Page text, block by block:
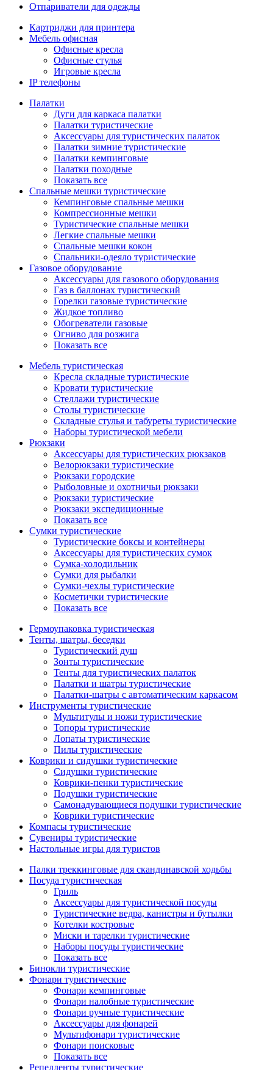
Отпариватели для одежды
Картриджи для принтера
Мебель офисная
Офисные кресла
Офисные стулья
Игровые кресла
IP телефоны
Палатки
Дуги для каркаса палатки
Палатки туристические
Аксессуары для туристических палаток
Палатки зимние туристические
Палатки кемпинговые
Палатки походные
Показать все
Спальные мешки туристические
Кемпинговые спальные мешки
Компрессионные мешки
Туристические спальные мешки
Легкие спальные мешки
Спальные мешки кокон
Спальники-одеяло туристические
Газовое оборудование
Аксессуары для газового оборудования
Газ в баллонах туристический
Горелки газовые туристические
Жидкое топливо
Обогреватели газовые
Огниво для розжига
Показать все
Мебель туристическая
Кресла складные туристические
Кровати туристические
Стеллажи туристические
Столы туристические
Складные стулья и табуреты туристические
Наборы туристической мебели
Рюкзаки
Аксессуары для туристических рюкзаков
Велорюкзаки туристические
Рюкзаки городские
Рыболовные и охотничьи рюкзаки
Рюкзаки туристические
Рюкзаки экспедиционные
Показать все
Сумки туристические
Туристические боксы и контейнеры
Аксессуары для туристических сумок
Сумка-холодильник
Сумки для рыбалки
Сумки-чехлы туристические
Косметички туристические
Показать все
Гермоупаковка туристическая
Тенты, шатры, беседки
Туристический душ
Зонты туристические
Тенты для туристических палаток
Палатки и шатры туристические
Палатки-шатры с автоматическим каркасом
Инструменты туристические
Мультитулы и ножи туристические
Топоры туристические
Лопаты туристические
Пилы туристические
Коврики и сидушки туристические
Сидушки туристические
Коврики-пенки туристические
Подушки туристические
Самонадувающиеся подушки туристические
Коврики туристические
Компасы туристические
Сувениры туристические
Настольные игры для туристов
Палки треккинговые для скандинавской ходьбы
Посуда туристическая
Гриль
Аксессуары для туристической посуды
Туристические ведра, канистры и бутылки
Котелки костровые
Миски и тарелки туристические
Наборы посуды туристические
Показать все
Бинокли туристические
Фонари туристические
Фонари кемпинговые
Фонари налобные туристические
Фонари ручные туристические
Аксессуары для фонарей
Мультифонари туристические
Фонари поисковые
Показать все
Репелленты туристические